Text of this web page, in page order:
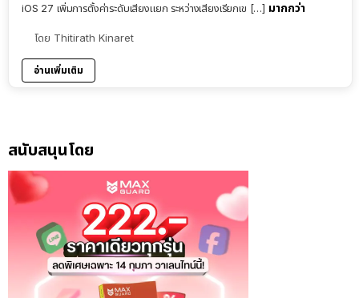
iOS 27 เพิ่มการตั้งค่าระดับเสียงแยก ระหว่างเสียงเรียกเข […] มากกว่า
โดย Thitirath Kinaret
อ่านเพิ่มเติม
สนับสนุนโดย